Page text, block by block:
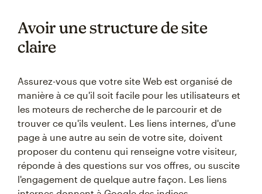
Avoir une structure de site
claire
Assurez-vous que votre site Web est organisé de
manière à ce qu'il soit facile pour les utilisateurs et
les moteurs de recherche de le parcourir et de
trouver ce qu'ils veulent. Les liens internes, d'une
page à une autre au sein de votre site, doivent
proposer du contenu qui renseigne votre visiteur,
réponde à des questions sur vos offres, ou suscite
l'engagement de quelque autre façon. Les liens